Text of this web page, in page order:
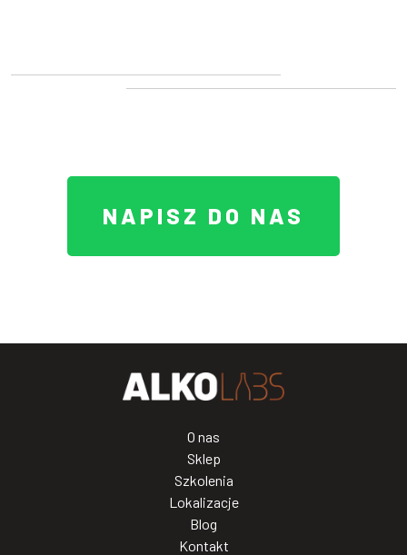
NAPISZ DO NAS
O nas
Sklep
Szkolenia
Lokalizacje
Blog
Kontakt